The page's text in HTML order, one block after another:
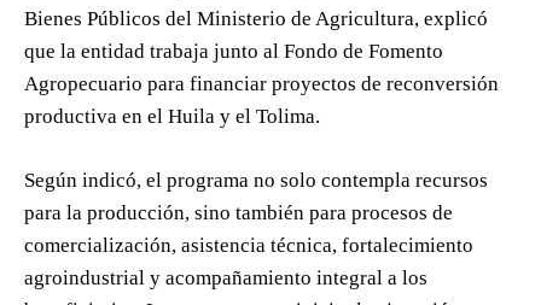
Bienes Públicos del Ministerio de Agricultura, explicó
que la entidad trabaja junto al Fondo de Fomento
Agropecuario para financiar proyectos de reconversión
productiva en el Huila y el Tolima.
Según indicó, el programa no solo contempla recursos
para la producción, sino también para procesos de
comercialización, asistencia técnica, fortalecimiento
agroindustrial y acompañamiento integral a los